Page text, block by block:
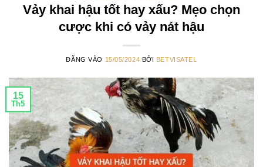
Vảy khai hậu tốt hay xấu? Mẹo chọn
cược khi có vảy nát hậu
ĐĂNG VÀO 15/05/2024 BỞI BETVISATEL
15
Th5